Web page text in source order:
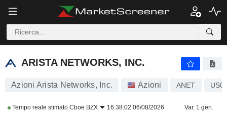
ARISTA NETWORKS, INC.
ARISTA NETWORKS, INC.
Azioni Arista Networks, Inc. Azioni ANET
Tempo reale stimato Cboe BZX 16:38:02 06/08/2026 Var. 1 gen.